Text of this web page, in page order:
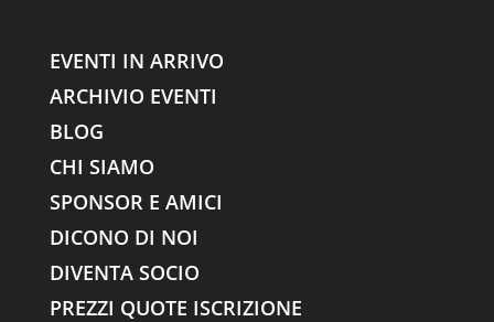
EVENTI IN ARRIVO
ARCHIVIO EVENTI
BLOG
CHI SIAMO
SPONSOR E AMICI
DICONO DI NOI
DIVENTA SOCIO
PREZZI QUOTE ISCRIZIONE